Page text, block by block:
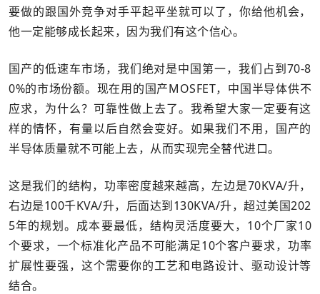
要做的跟国外竞争对手平起平坐就可以了，你给他机会，
他一定能够成长起来，因为我们有这个信心。
国产的低速车市场，我们绝对是中国第一，我们占到70-8
0%的市场份额。现在用的国产MOSFET，中国半导体供不
应求，为什么？可靠性做上去了。我希望大家一定要有这
样的情怀，有量以后自然会变好。如果我们不用，国产的
半导体质量就不可能上去，从而实现完全替代进口。
这是我们的结构，功率密度越来越高，左边是70KVA/升，
右边是100千KVA/升，后面达到130KVA/升，超过美国202
5年的规划。成本要最低，结构灵活度要大，10个厂家10
个要求，一个标准化产品不可能满足10个客户要求，功率
扩展性要强，这个需要你的工艺和电路设计、驱动设计等
结合。